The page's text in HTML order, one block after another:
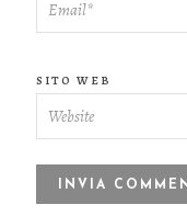
SITO WEB